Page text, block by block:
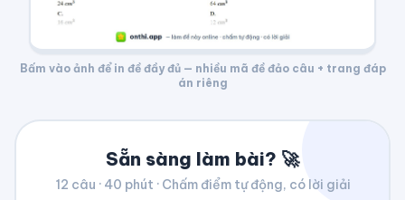
Bấm vào ảnh để in đề đầy đủ — nhiều mã đề đảo câu + trang đáp
án riêng
Sẵn sàng làm bài? 🚀
12 câu · 40 phút · Chấm điểm tự động, có lời giải